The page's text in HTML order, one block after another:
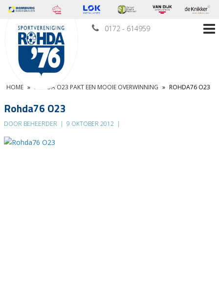
0172 - 614959
HOME » ROHDA O23 PAKT EEN MOOIE OVERWINNING » ROHDA76 O23
Rohda76 O23
DOOR BEHEERDER | 9 OKTOBER 2012 |